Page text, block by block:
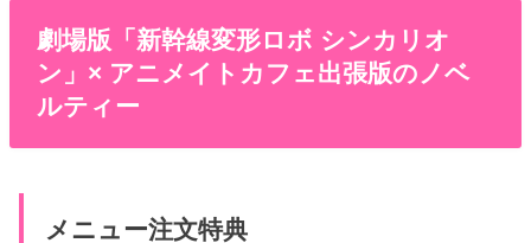
劇場版「新幹線変形ロボ シンカリオ
ン」× アニメイトカフェ出張版のノベ
ルティー
メニュー注文特典